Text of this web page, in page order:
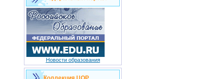
Новости образования